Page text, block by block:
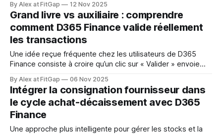
passage de la plateforme au cloud. Pendant des années,
les organisations ont fonctionné sur un modèle “à la
confiance” : on attribue les rôles nécessaires, on suppose
By Alex at FitGap 12 Nov 2025
Grand livre vs auxiliaire : comprendre
comment D365 Finance valide réellement
les transactions
Une idée reçue fréquente chez les utilisateurs de D365
Finance consiste à croire qu’un clic sur « Valider » envoie
processus est beaucoup plus structuré — et comprendre
cette logique est essentiel pour garantir des conciliations
fiables, des audits efficaces et une
By Alex at FitGap 06 Nov 2025
Intégrer la consignation fournisseur dans
le cycle achat-décaissement avec D365
Finance
Une approche plus intelligente pour gérer les stocks et la